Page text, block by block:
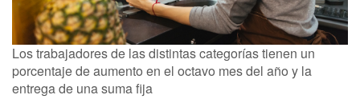
Los trabajadores de las distintas categorías tienen un
porcentaje de aumento en el octavo mes del año y la
entrega de una suma fija